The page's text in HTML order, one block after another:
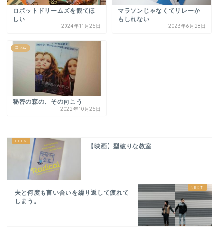
ロボットドリームズを観てほ
しい
2024年11月26日
マラソンじゃなくてリレーか
もしれない
2023年6月28日
コラム
秘密の森の、その向こう
2022年10月26日
【映画】型破りな教室
夫と何度も言い合いを繰り返して疲れて
しまう。